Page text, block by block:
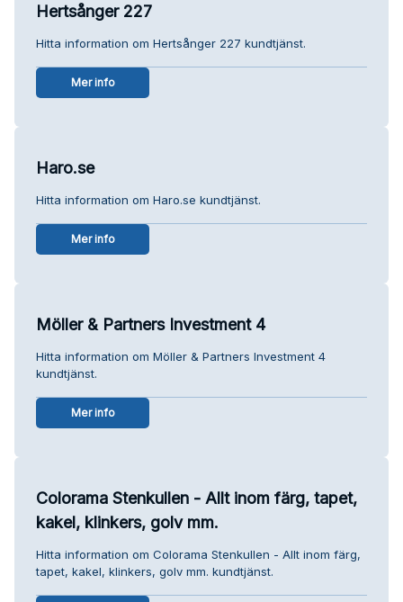
Hertsånger 227
Hitta information om Hertsånger 227 kundtjänst.
Mer info
Haro.se
Hitta information om Haro.se kundtjänst.
Mer info
Möller & Partners Investment 4
Hitta information om Möller & Partners Investment 4
kundtjänst.
Mer info
Colorama Stenkullen - Allt inom färg, tapet,
kakel, klinkers, golv mm.
Hitta information om Colorama Stenkullen - Allt inom färg,
tapet, kakel, klinkers, golv mm. kundtjänst.